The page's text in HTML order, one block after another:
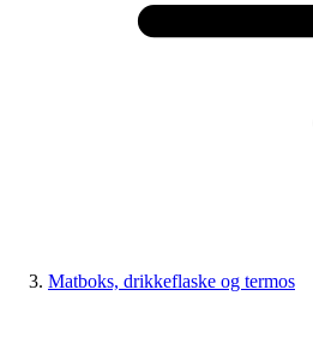
Matboks, drikkeflaske og termos